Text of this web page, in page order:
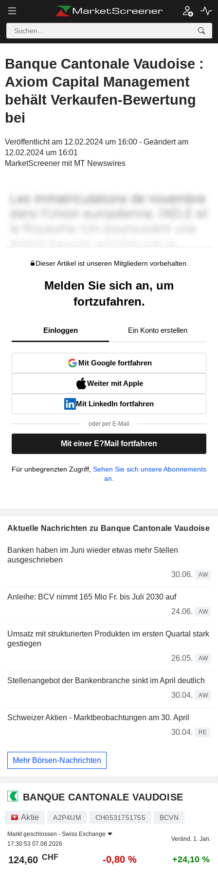
Banque Cantonale Vaudoise :
Axiom Capital Management
behält Verkaufen-Bewertung
bei
Veröffentlicht am 12.02.2024 um 16:00 - Geändert am
12.02.2024 um 16:01
MarketScreener mit MT Newswires
Dieser Artikel ist unseren Mitgliedern vorbehalten.
Melden Sie sich an, um
fortzufahren.
Einloggen Ein Konto erstellen
Mit Google fortfahren
Weiter mit Apple
Mit LinkedIn fortfahren
oder per E-Mail
Mit einer E?Mail fortfahren
Für unbegrenzten Zugriff, Sehen Sie sich unsere Abonnements
an.
Aktuelle Nachrichten zu Banque Cantonale Vaudoise
Banken haben im Juni wieder etwas mehr Stellen
ausgeschrieben
30.06.
AW
Anleihe: BCV nimmt 165 Mio Fr. bis Juli 2030 auf
24.06.
AW
Umsatz mit strukturierten Produkten im ersten Quartal stark
gestiegen
26.05.
AW
Stellenangebot der Bankenbranche sinkt im April deutlich
30.04.
AW
Schweizer Aktien - Marktbeobachtungen am 30. April
30.04.
RE
Mehr Börsen-Nachrichten
BANQUE CANTONALE VAUDOISE
Aktie A2P4UM CH0531751755 BCVN
Markt geschlossen - Swiss Exchange
17:30:53 07.08.2026
Veränd. 1. Jan.
124,60 CHF -0,80 % +24,10 %